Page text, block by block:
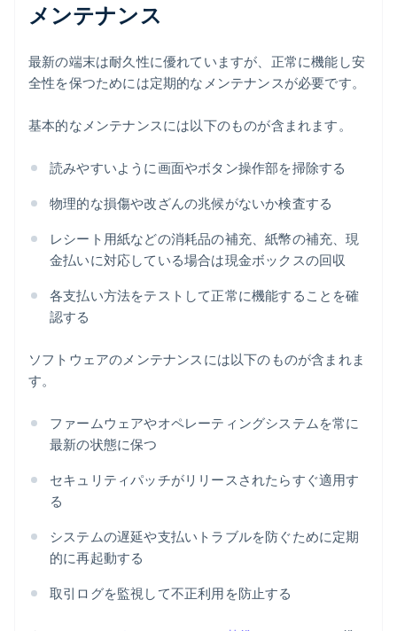
メンテナンス
最新の端末は耐久性に優れていますが、正常に機能し安
全性を保つためには定期的なメンテナンスが必要です。
基本的なメンテナンスには以下のものが含まれます。
読みやすいように画面やボタン操作部を掃除する
物理的な損傷や改ざんの兆候がないか検査する
レシート用紙などの消耗品の補充、紙幣の補充、現
金払いに対応している場合は現金ボックスの回収
各支払い方法をテストして正常に機能することを確
認する
ソフトウェアのメンテナンスには以下のものが含まれま
す。
ファームウェアやオペレーティングシステムを常に
最新の状態に保つ
セキュリティパッチがリリースされたらすぐ適用す
る
システムの遅延や支払いトラブルを防ぐために定期
的に再起動する
取引ログを監視して不正利用を防止する